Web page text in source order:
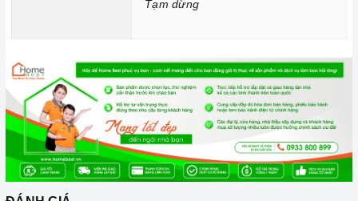
Chức năng Cảm ứng quá nhiệt:
Khi nhiệt độ quá cao hơn
người dùng mã lỗi E1 trên bảng điều khiển.
Chức năng Hâm nóng, Chiên rán:Bạn chỉ cần đơn giản
nhấn nút chức năng này và để
bếp tự điều chỉnh công suất
hoạt động.
Chức năng Tạm dừng:Giúp bạn có thể tạm dừng cài đặt
chương trình, nghĩa là các vùng nấu có thể bị tạm dừng và
Tạm dừng